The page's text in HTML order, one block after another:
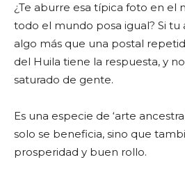
¿Te aburre esa típica foto en el
todo el mundo posa igual? Si tu
algo más que una postal
del Huila tiene la respuesta, y
saturado de gente.
Es una especie de ‘arte
solo se beneficia, sino que
prosperidad y buen rollo.